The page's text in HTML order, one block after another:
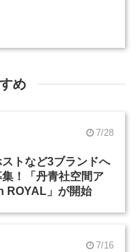
め
7/28
ストなど3ブランドへ
！「丹青社空間ア
ROYAL」が開始
7/16